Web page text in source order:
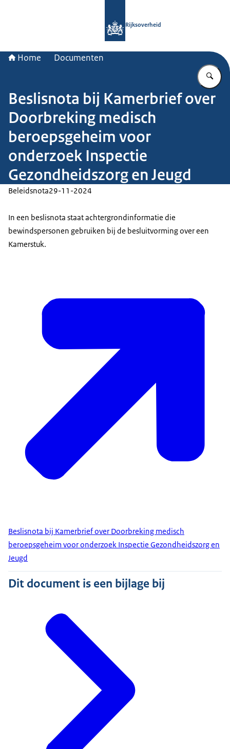
Rijksoverheid
Home Documenten
Beslisnota bij Kamerbrief over
Doorbreking medisch
beroepsgeheim voor
onderzoek Inspectie
Gezondheidszorg en Jeugd
Beleidsnota29-11-2024
In een beslisnota staat achtergrondinformatie die
bewindspersonen gebruiken bij de besluitvorming over een
Kamerstuk.
Beslisnota bij Kamerbrief over Doorbreking medisch
beroepsgeheim voor onderzoek Inspectie Gezondheidszorg en
Jeugd
Dit document is een bijlage bij